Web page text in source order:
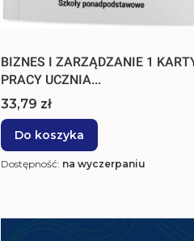
BIZNES I ZARZĄDZANIE 1
PRACY UCZNIA...
Cena
33,79 zł
Do koszyka
Dostępność: na wyczerpaniu